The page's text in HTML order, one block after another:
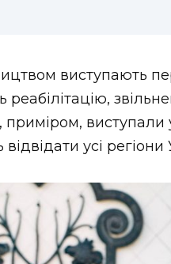
виступають
виступали
усі регіони